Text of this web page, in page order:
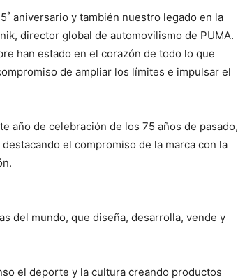
° aniversario y también nuestro legado en la
director global de automovilismo de PUMA.
han estado en el corazón de todo lo que
de ampliar los límites e impulsar el
año de celebración de los 75 años de pasado,
el compromiso de la marca con la
del mundo, que diseña, desarrolla, vende y
el deporte y la cultura creando productos